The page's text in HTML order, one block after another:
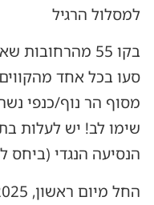
למסלול הרגיל
בקו 55
סעו בכל אחד
שימו לב! יש לעלות
הנסיעה הנגדי (ביחס